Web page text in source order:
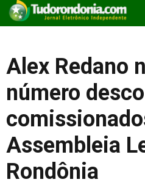
Alex Redano
número
Assembleia
Rondônia